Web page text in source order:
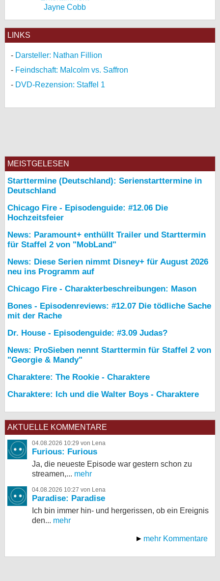
Jayne Cobb
LINKS
Darsteller: Nathan Fillion
Feindschaft: Malcolm vs. Saffron
DVD-Rezension: Staffel 1
MEISTGELESEN
Starttermine (Deutschland): Serienstarttermine in
Deutschland
Chicago Fire - Episodenguide: #12.06 Die
Hochzeitsfeier
News: Paramount+ enthüllt Trailer und Starttermin
für Staffel 2 von "MobLand"
News: Diese Serien nimmt Disney+ für August 2026
neu ins Programm auf
Chicago Fire - Charakterbeschreibungen: Mason
Bones - Episodenreviews: #12.07 Die tödliche Sache
mit der Rache
Dr. House - Episodenguide: #3.09 Judas?
News: ProSieben nennt Starttermin für Staffel 2 von
"Georgie & Mandy"
Charaktere: The Rookie - Charaktere
Charaktere: Ich und die Walter Boys - Charaktere
AKTUELLE KOMMENTARE
04.08.2026 10:29 von Lena
Furious: Furious
Ja, die neueste Episode war gestern schon zu
streamen,... mehr
04.08.2026 10:27 von Lena
Paradise: Paradise
Ich bin immer hin- und hergerissen, ob ein Ereignis
den... mehr
mehr Kommentare